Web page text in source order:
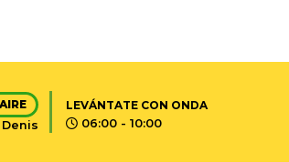
Denis
LEVÁNTATE CON ONDA
06:00 - 10:00